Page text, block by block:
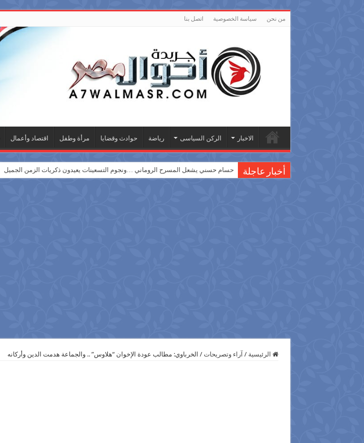
من نحن سياسة الخصوصية اتصل بنا
الاخبار الركن السياسى رياضة حوادث وقضايا مرأة وطفل اقتصاد وأعمال
أخبار عاجلة حسام حسني يشعل المسرح الروماني …ونجوم التسعينات يعيدون ذكريات الزمن الجميل
الرئيسية / آراء وتصريحات / الخرباوي: مطالب عودة الإخوان “هلاوس” .. والجماعة هدمت الدين وأركانه